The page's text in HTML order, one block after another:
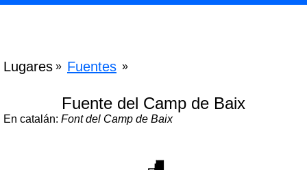
Lugares » Fuentes »
Fuente del Camp de Baix
En catalán: Font del Camp de Baix